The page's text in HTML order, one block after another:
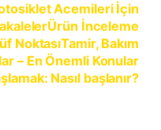
Acemileri İçin
Ürün İnceleme
NoktasıTamir, Bakım
– En Önemli Konular
Nasıl başlanır?